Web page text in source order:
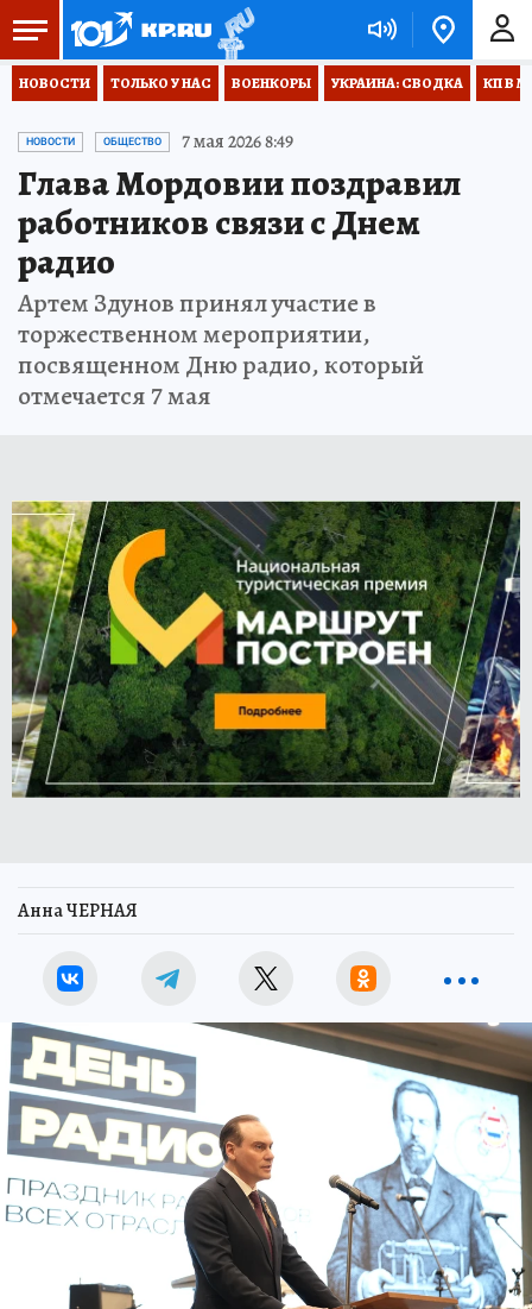
НОВОСТИ ТОЛЬКО У НАС ВОЕНКОРЫ УКРАИНА: СВОДКА КП В
НОВОСТИ ОБЩЕСТВО 7 мая 2026 8:49
Глава Мордовии поздравил
работников связи с Днем
радио
Артем Здунов принял участие в
торжественном мероприятии,
посвященном Дню радио, который
отмечается 7 мая
Анна ЧЕРНАЯ